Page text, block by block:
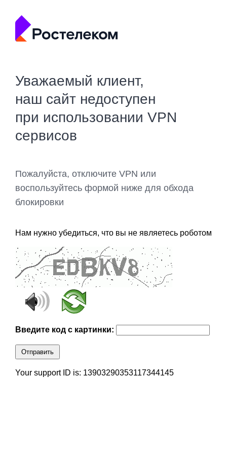
Уважаемый клиент,
наш сайт недоступен
при использовании VPN
сервисов
Пожалуйста, отключите VPN или
воспользуйтесь формой ниже для обхода
блокировки
Нам нужно убедиться, что вы не являетесь роботом
Введите код с картинки:
Отправить
Your support ID is: 13903290353117344145